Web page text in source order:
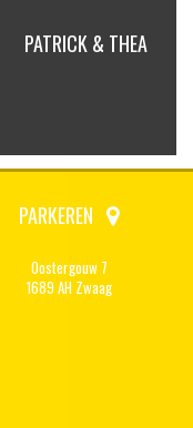
PATRICK & THEA
PARKEREN
Oostergouw 7
1689 AH Zwaag